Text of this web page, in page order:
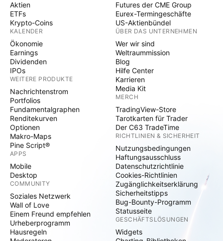
Aktien
ETFs
Krypto-Coins
KALENDER
Ökonomie
Earnings
Dividenden
IPOs
WEITERE PRODUKTE
Nachrichtenstrom
Portfolios
Fundamentalgraphen
Renditekurven
Optionen
Makro-Maps
Pine Script®
APPS
Mobile
Desktop
COMMUNITY
Soziales Netzwerk
Wall of Love
Einem Freund empfehlen
Urheberprogramm
Hausregeln
Futures der CME Group
Eurex-Termingeschäfte
US-Aktienbündel
ÜBER DAS UNTERNEHMEN
Wer wir sind
Weltraummission
Blog
Hilfe Center
Karrieren
Media Kit
MERCH
TradingView-Store
Tarotkarten für Trader
Der C63 TradeTime
RICHTLINIEN & SICHERHEIT
Nutzungsbedingungen
Haftungsausschluss
Datenschutzrichtlinie
Cookies-Richtlinien
Zugänglichkeitserklärung
Sicherheitstipps
Bug-Bounty-Programm
Statusseite
GESCHÄFTSLÖSUNGEN
Widgets